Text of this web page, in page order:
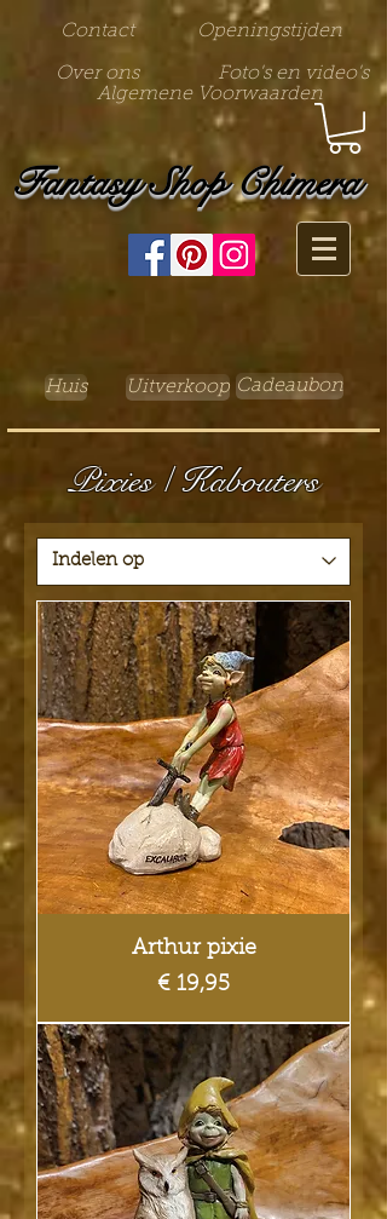
Contact Openingstijden
Over ons
Foto's en video's
Algemene Voorwaarden
Fantasy Shop Chimera
Huis Uitverkoop Cadeaubon
Pixies / Kabouters
Arthur pixie
Prijs
€ 19,95